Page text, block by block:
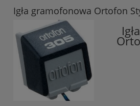
Igła gramofonowa Ortofon